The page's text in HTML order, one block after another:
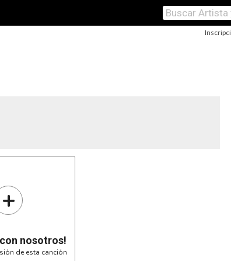
+
nosotros!
de esta canción